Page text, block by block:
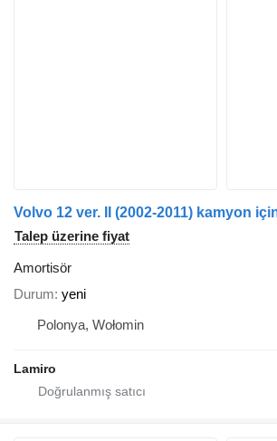
Talep üzerine fiyat
Amortisör
Durum yeni
Polonya, Wołomin
Lamiro